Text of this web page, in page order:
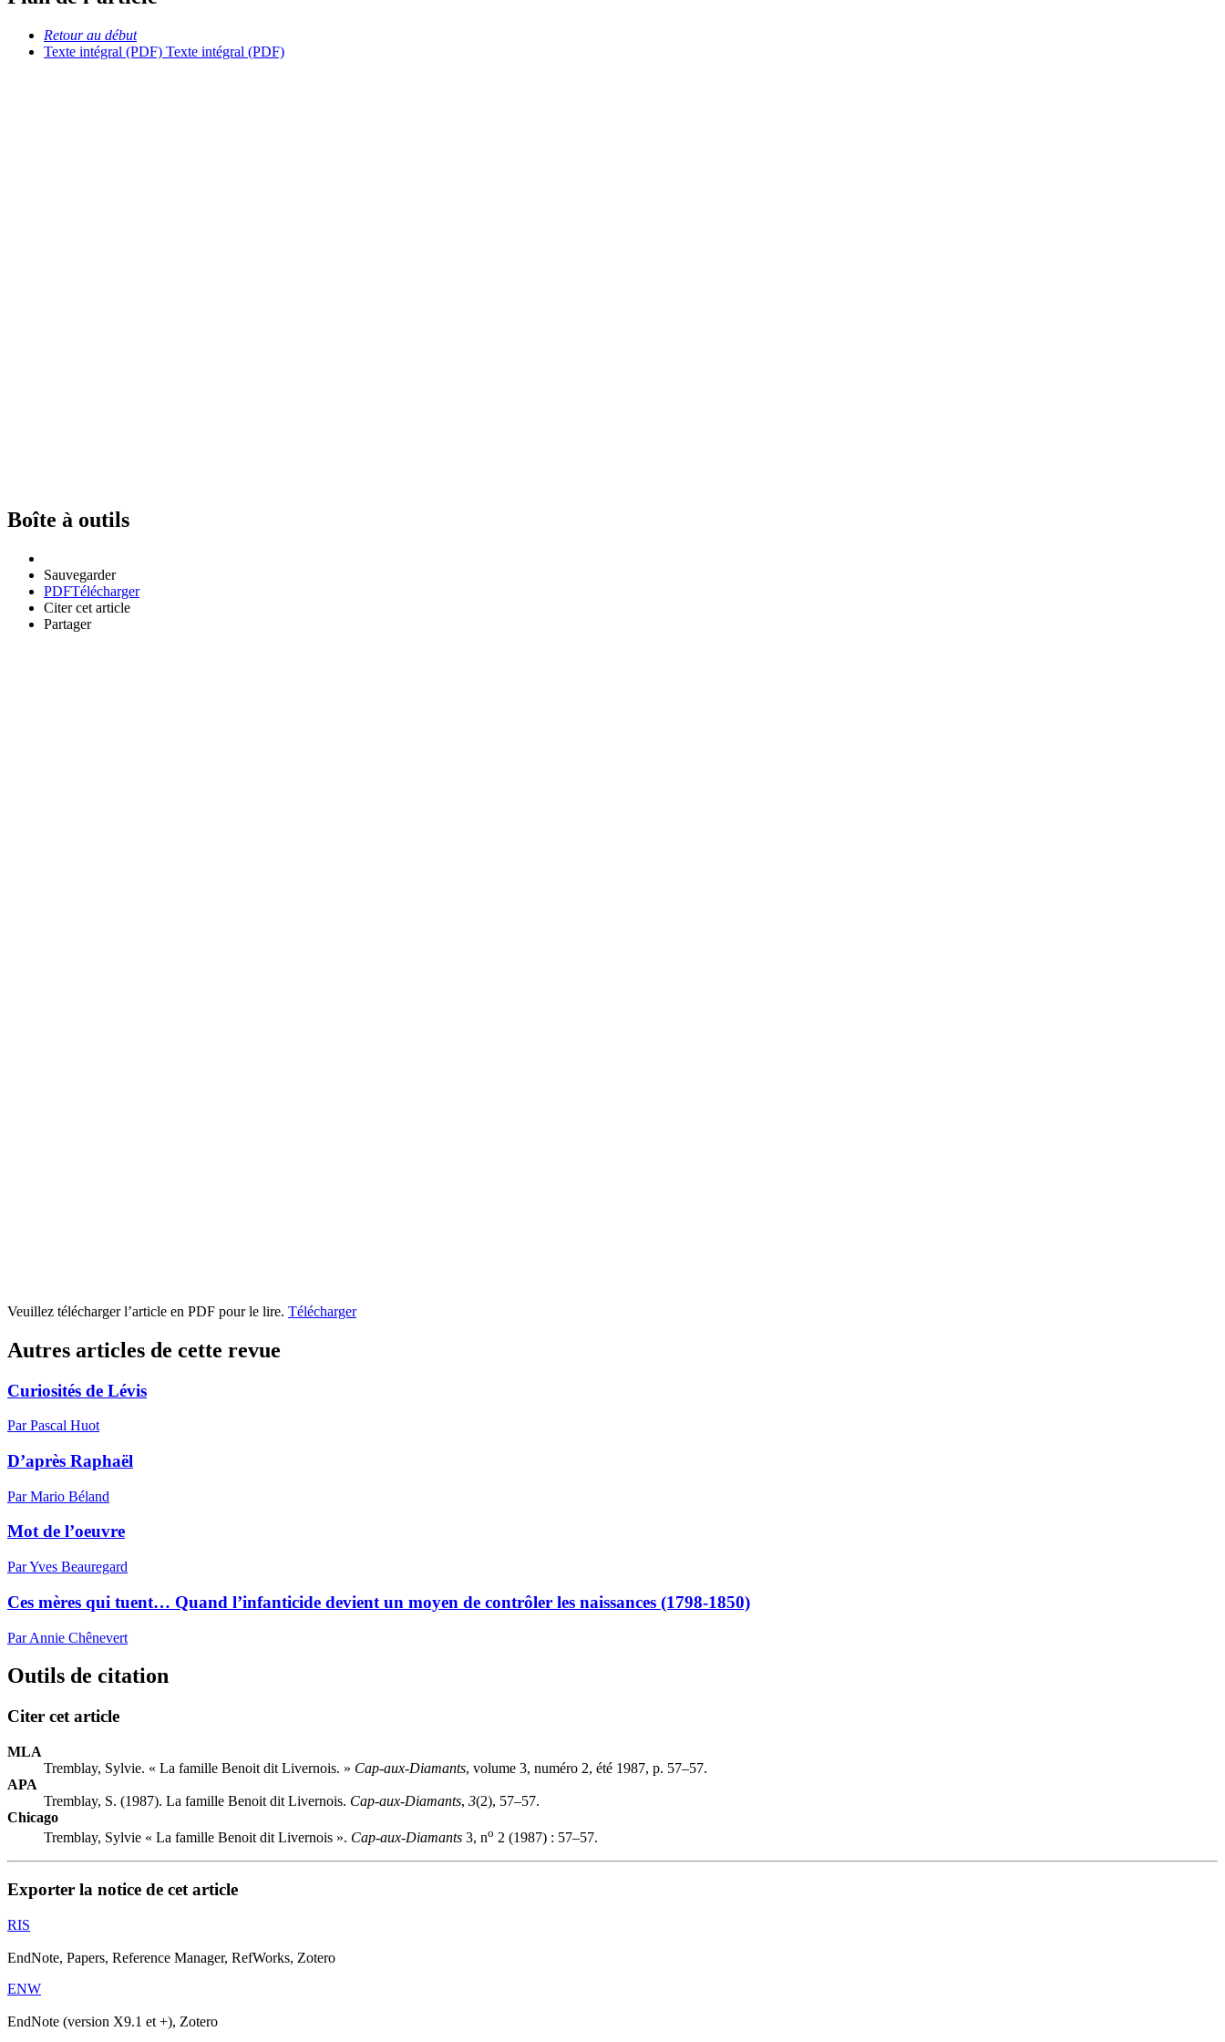
Retour au début
Texte intégral (PDF) Texte intégral (PDF)
Boîte à outils
Sauvegarder
PDFTélécharger
Citer cet article
Partager
Veuillez télécharger l’article en PDF pour le lire. Télécharger
Autres articles de cette revue
Curiosités de Lévis
Par Pascal Huot
D’après Raphaël
Par Mario Béland
Mot de l’oeuvre
Par Yves Beauregard
Ces mères qui tuent… Quand l’infanticide devient un moyen de contrôler les naissances (1798-1850)
Par Annie Chênevert
Outils de citation
Citer cet article
MLA
Tremblay, Sylvie. « La famille Benoit dit Livernois. » Cap-aux-Diamants, volume 3, numéro 2, été 1987, p. 57–57.
APA
Tremblay, S. (1987). La famille Benoit dit Livernois. Cap-aux-Diamants, 3(2), 57–57.
Chicago
Tremblay, Sylvie « La famille Benoit dit Livernois ». Cap-aux-Diamants 3, no 2 (1987) : 57–57.
Exporter la notice de cet article
RIS
EndNote, Papers, Reference Manager, RefWorks, Zotero
ENW
EndNote (version X9.1 et +), Zotero